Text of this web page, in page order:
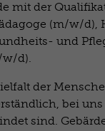
mit der
(m/w/d),
und
d).
der
bei
sind.